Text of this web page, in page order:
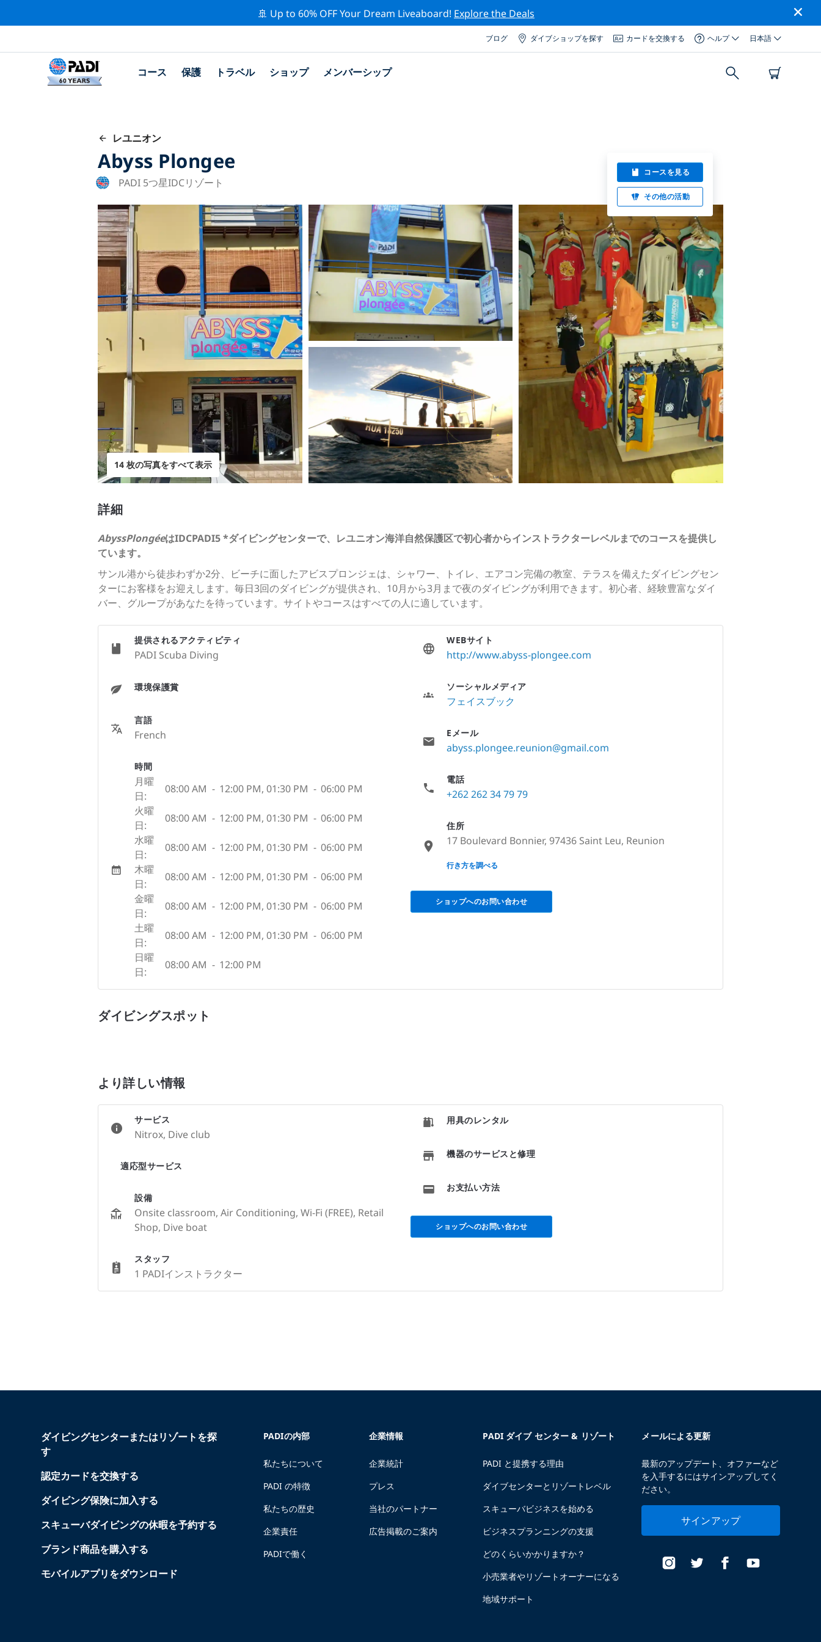
🚢 Up to 60% OFF Your Dream Liveaboard! Explore the Deals
ブログ ダイブショップを探す カードを交換する ヘルプ 日本語
コース 保護 トラベル ショップ メンバーシップ
レユニオン
Abyss Plongee
PADI 5つ星IDCリゾート
コースを見る
その他の活動
14 枚の写真をすべて表示
詳細
AbyssPlongéeはIDCPADI5 *ダイビングセンターで、レユニオン海洋自然保護区で初心者からインストラクターレベルまでのコースを提供し
ています。
サンル港から徒歩わずか2分、ビーチに面したアビスプロンジェは、シャワー、トイレ、エアコン完備の教室、テラスを備えたダイビングセン
ターにお客様をお迎えします。毎日3回のダイビングが提供され、10月から3月まで夜のダイビングが利用できます。初心者、経験豊富なダイ
バー、グループがあなたを待っています。サイトやコースはすべての人に適しています。
提供されるアクティビティ
PADI Scuba Diving
環境保護賞
言語
French
時間
月曜
日:
08:00 AM - 12:00 PM, 01:30 PM - 06:00 PM
火曜
日:
08:00 AM - 12:00 PM, 01:30 PM - 06:00 PM
水曜
日:
08:00 AM - 12:00 PM, 01:30 PM - 06:00 PM
木曜
日:
08:00 AM - 12:00 PM, 01:30 PM - 06:00 PM
金曜
日:
08:00 AM - 12:00 PM, 01:30 PM - 06:00 PM
土曜
日:
08:00 AM - 12:00 PM, 01:30 PM - 06:00 PM
日曜
日:
08:00 AM - 12:00 PM
WEBサイト
http://www.abyss-plongee.com
ソーシャルメディア
フェイスブック
Eメール
abyss.plongee.reunion@gmail.com
電話
+262 262 34 79 79
住所
17 Boulevard Bonnier, 97436 Saint Leu, Reunion
None
行き方を調べる
ショップへのお問い合わせ
ダイビングスポット
より詳しい情報
サービス
Nitrox, Dive club
適応型サービス
設備
Onsite classroom, Air Conditioning, Wi-Fi (FREE), Retail
Shop, Dive boat
スタッフ
1 PADIインストラクター
用具のレンタル
機器のサービスと修理
お支払い方法
ショップへのお問い合わせ
ダイビングセンターまたはリゾートを探
す
認定カードを交換する
ダイビング保険に加入する
スキューバダイビングの休暇を予約する
ブランド商品を購入する
モバイルアプリをダウンロード
PADIの内部
私たちについて
PADI の特徴
私たちの歴史
企業責任
PADIで働く
企業情報
企業統計
プレス
当社のパートナー
広告掲載のご案内
PADI ダイブ センター & リゾート
PADI と提携する理由
ダイブセンターとリゾートレベル
スキューバビジネスを始める
ビジネスプランニングの支援
どのくらいかかりますか？
小売業者やリゾートオーナーになる
地域サポート
メールによる更新
最新のアップデート、オファーなど
を入手するにはサインアップしてく
ださい。
サインアップ